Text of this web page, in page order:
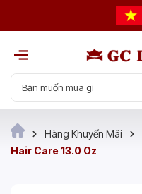
Hàng Khuyến Mãi
Hair Care 13.0 Oz